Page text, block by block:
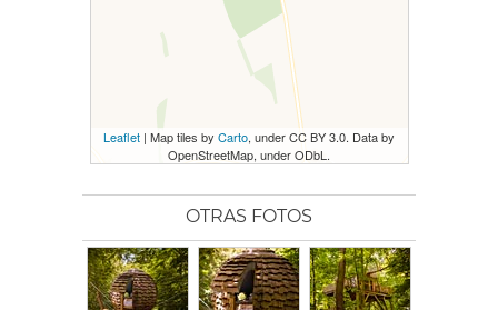
Leaflet | Map tiles by Carto, under CC BY 3.0. Data by
OpenStreetMap, under ODbL.
OTRAS FOTOS